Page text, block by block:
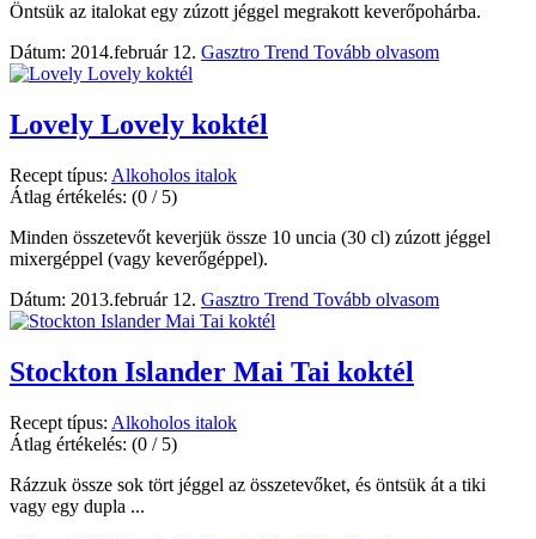
Öntsük az italokat egy zúzott jéggel megrakott keverőpohárba.
Dátum: 2014.február 12. Gasztro Trend Tovább olvasom
Lovely Lovely koktél
Recept típus: Alkoholos italok
Átlag értékelés: (0 / 5)
Minden összetevőt keverjük össze 10 uncia (30 cl) zúzott jéggel
mixergéppel (vagy keverőgéppel).
Dátum: 2013.február 12. Gasztro Trend Tovább olvasom
Stockton Islander Mai Tai koktél
Recept típus: Alkoholos italok
Átlag értékelés: (0 / 5)
Rázzuk össze sok tört jéggel az összetevőket, és öntsük át a tiki
vagy egy dupla ...